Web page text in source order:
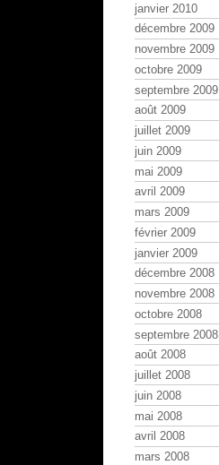
janvier 2010
décembre 2009
novembre 2009
octobre 2009
septembre 2009
août 2009
juillet 2009
juin 2009
mai 2009
avril 2009
mars 2009
février 2009
janvier 2009
décembre 2008
novembre 2008
octobre 2008
septembre 2008
août 2008
juillet 2008
juin 2008
mai 2008
avril 2008
mars 2008